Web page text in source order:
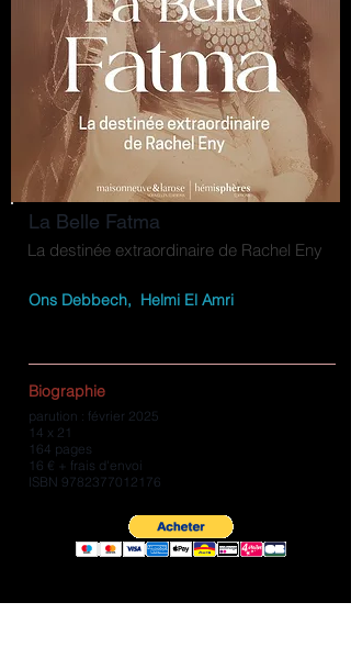
La Belle Fatma
La destinée extraordinaire de Rachel Eny
Ons Debbech, Helmi El Amri
Biographie
parution : février 2025
14 x 21
164 pages
16 € + frais d'envoi
ISBN 9782377012176